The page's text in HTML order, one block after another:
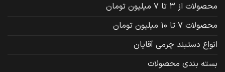
محصولات از 3 تا 7 میلیون تومان
محصولات 7 تا 10 میلیون تومان
انواع دستبند چرمی آقایان
بسته بندی محصولات